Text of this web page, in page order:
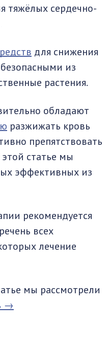
тяжёлых сердечно-
для снижения
из
растения.
обладают
разжижать кровь
препятствовать
статье мы
эффективных из
рекомендуется
всех
лечение
мы рассмотрели
→